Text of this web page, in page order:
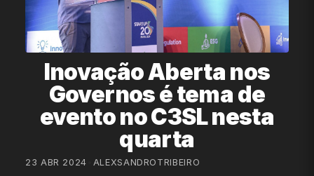
Inovação Aberta nos
Governos é tema de
evento no C3SL nesta
quarta
23 ABR 2024 ALEXSANDROTRIBEIRO